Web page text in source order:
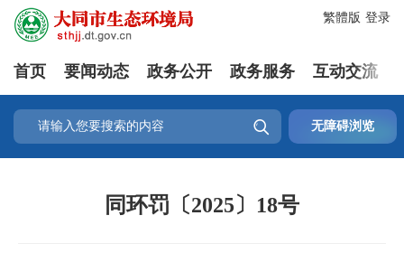
登录
繁體版
首页 要闻动态 政务公开 政务服务 互动交流
 无障碍浏览
同环罚〔2025〕18号